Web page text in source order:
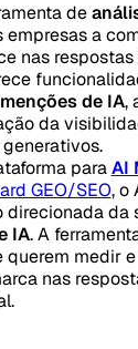
de
a
nas
de IA,
da
paraAI
GEO/SEO, o
direcionada da
IA. A
querem medir
nas